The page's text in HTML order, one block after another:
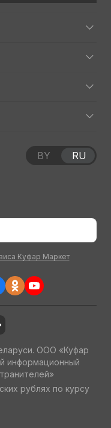
Куфар Маркет
BY RU
ООО «Куфар
информационный
рублях по курсу